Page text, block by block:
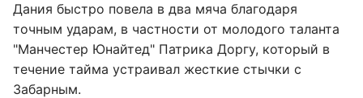
Дания быстро повела в два мяча благодаря
точным ударам, в частности от молодого таланта
"Манчестер Юнайтед" Патрика Доргу, который в
течение тайма устраивал жесткие стычки с
Забарным.